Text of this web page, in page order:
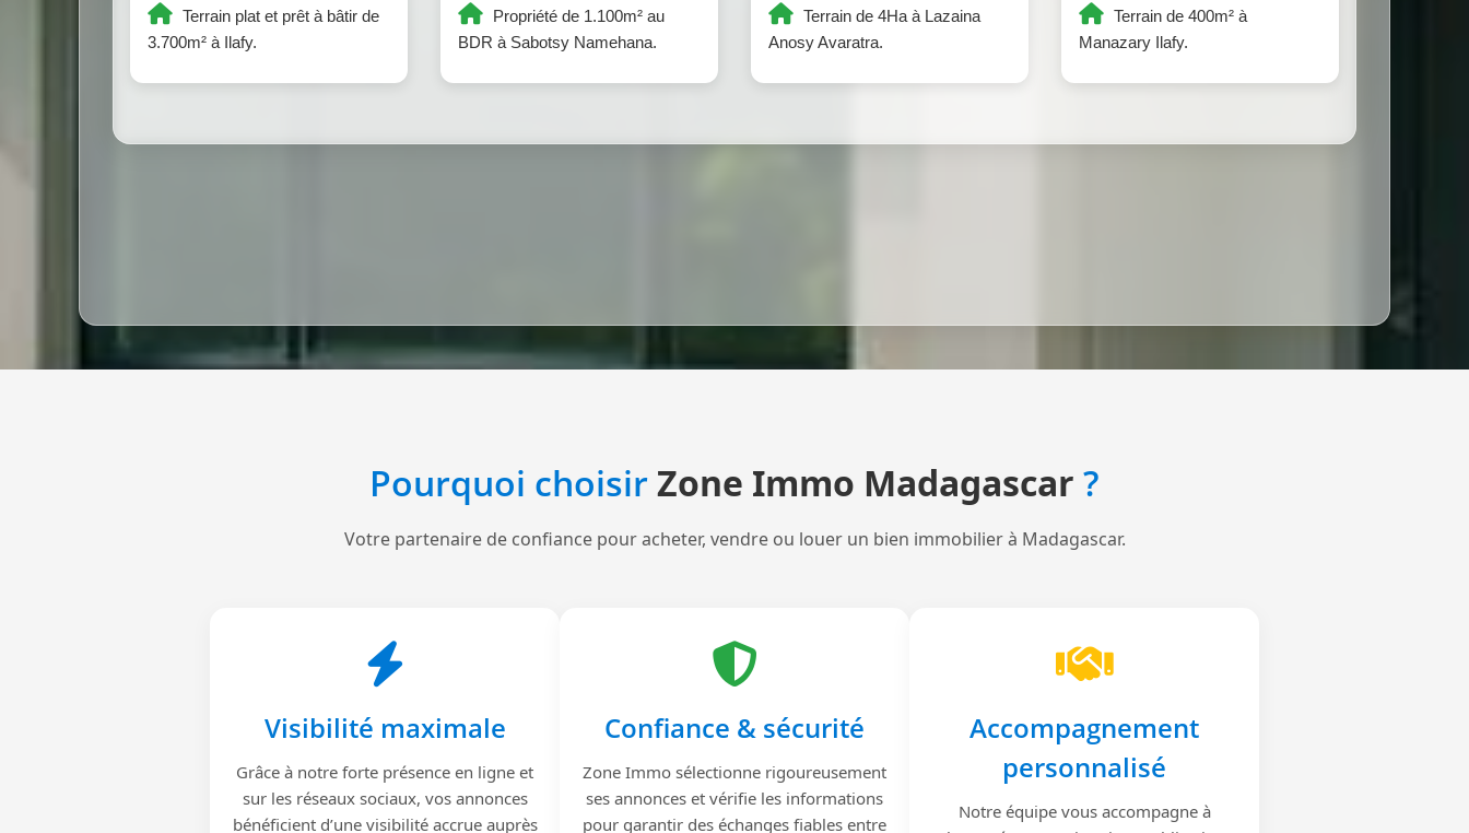
Terrain plat et prêt à bâtir de
3.700m² à Ilafy.
Propriété de 1.100m² au
BDR à Sabotsy Namehana.
Terrain de 4Ha à Lazaina
Anosy Avaratra.
Terrain de 400m² à
Manazary Ilafy.
Pourquoi choisirZone Immo Madagascar ?
Votre partenaire de confiance pour acheter, vendre ou louer un bien immobilier à Madagascar.
Visibilité maximale
Grâce à notre forte présence en ligne et
sur les réseaux sociaux, vos annonces
bénéficient d’une visibilité accrue auprès
Confiance & sécurité
Zone Immo sélectionne rigoureusement
ses annonces et vérifie les informations
pour garantir des échanges fiables entre
Accompagnement
personnalisé
Notre équipe vous accompagne à